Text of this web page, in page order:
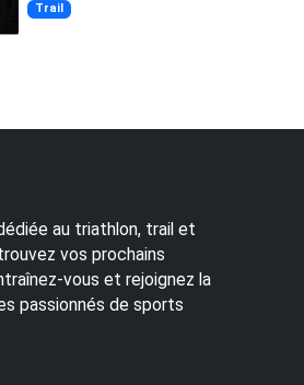
Trail
au triathlon, trail et
vos prochains
vous et rejoignez la
passionnés de sports